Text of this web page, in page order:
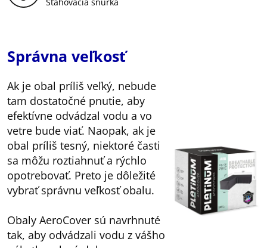
Správna veľkosť
Ak je obal príliš veľký, nebude
tam dostatočné pnutie, aby
efektívne odvádzal vodu a vo
vetre bude viať. Naopak, ak je
obal príliš tesný, niektoré časti
sa môžu roztiahnuť a rýchlo
opotrebovať. Preto je dôležité
vybrať správnu veľkosť obalu.
Obaly AeroCover sú navrhnuté
tak, aby odvádzali vodu z vášho